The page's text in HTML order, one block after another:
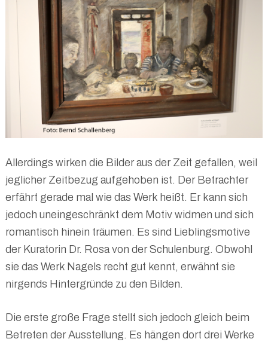
Allerdings wirken die Bilder aus der Zeit gefallen, weil
jeglicher Zeitbezug aufgehoben ist. Der Betrachter
erfährt gerade mal wie das Werk heißt. Er kann sich
jedoch uneingeschränkt dem Motiv widmen und sich
romantisch hinein träumen. Es sind Lieblingsmotive
der Kuratorin Dr. Rosa von der Schulenburg. Obwohl
sie das Werk Nagels recht gut kennt, erwähnt sie
nirgends Hintergründe zu den Bilden.
Die erste große Frage stellt sich jedoch gleich beim
Betreten der Ausstellung. Es hängen dort drei Werke